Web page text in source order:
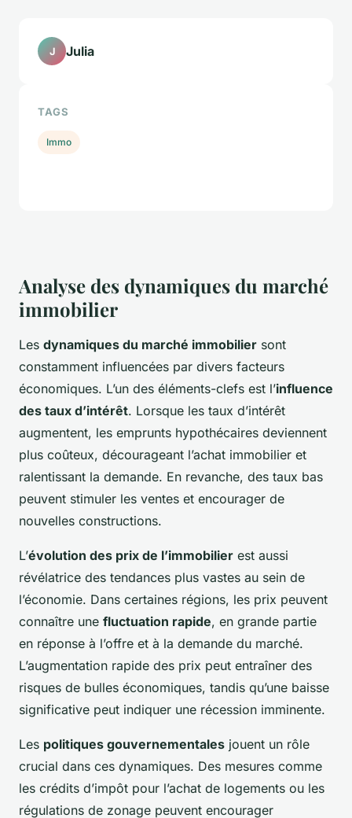
Analyse des dynamiques du marché
immobilier
Les dynamiques du marché immobilier sont
constamment influencées par divers facteurs
économiques. L’un des éléments-clefs est l’influence
des taux d’intérêt. Lorsque les taux d’intérêt
augmentent, les emprunts hypothécaires deviennent
plus coûteux, décourageant l’achat immobilier et
ralentissant la demande. En revanche, des taux bas
peuvent stimuler les ventes et encourager de
nouvelles constructions.
L’évolution des prix de l’immobilier est aussi
révélatrice des tendances plus vastes au sein de
l’économie. Dans certaines régions, les prix peuvent
connaître une fluctuation rapide, en grande partie
en réponse à l’offre et à la demande du marché.
L’augmentation rapide des prix peut entraîner des
risques de bulles économiques, tandis qu’une baisse
significative peut indiquer une récession imminente.
Les politiques gouvernementales jouent un rôle
crucial dans ces dynamiques. Des mesures comme
les crédits d’impôt pour l’achat de logements ou les
régulations de zonage peuvent encourager
J Julia
TAGS
Immo